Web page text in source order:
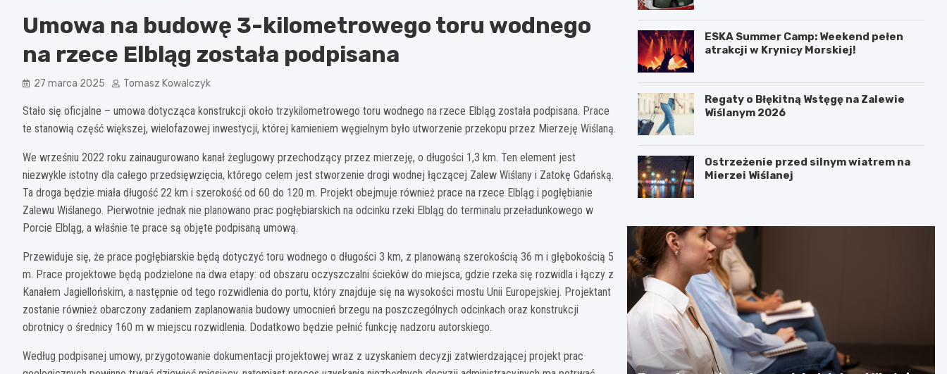
Umowa na budowę 3-kilometrowego toru wodnego
na rzece Elbląg została podpisana
27 marca 2025 Tomasz Kowalczyk
Stało się oficjalne – umowa dotycząca konstrukcji około trzykilometrowego toru wodnego na rzece Elbląg została podpisana. Prace
te stanowią część większej, wielofazowej inwestycji, której kamieniem węgielnym było utworzenie przekopu przez Mierzeję Wiślaną.
We wrześniu 2022 roku zainaugurowano kanał żeglugowy przechodzący przez mierzeję, o długości 1,3 km. Ten element jest
niezwykle istotny dla całego przedsięwzięcia, którego celem jest stworzenie drogi wodnej łączącej Zalew Wiślany i Zatokę Gdańską.
Ta droga będzie miała długość 22 km i szerokość od 60 do 120 m. Projekt obejmuje również prace na rzece Elbląg i pogłębianie
Zalewu Wiślanego. Pierwotnie jednak nie planowano prac pogłębiarskich na odcinku rzeki Elbląg do terminalu przeładunkowego w
Porcie Elbląg, a właśnie te prace są objęte podpisaną umową.
Przewiduje się, że prace pogłębiarskie będą dotyczyć toru wodnego o długości 3 km, z planowaną szerokością 36 m i głębokością 5
m. Prace projektowe będą podzielone na dwa etapy: od obszaru oczyszczalni ścieków do miejsca, gdzie rzeka się rozwidla i łączy z
Kanałem Jagiellońskim, a następnie od tego rozwidlenia do portu, który znajduje się na wysokości mostu Unii Europejskiej. Projektant
zostanie również obarczony zadaniem zaplanowania budowy umocnień brzegu na poszczególnych odcinkach oraz konstrukcji
obrotnicy o średnicy 160 m w miejscu rozwidlenia. Dodatkowo będzie pełnić funkcję nadzoru autorskiego.
Według podpisanej umowy, przygotowanie dokumentacji projektowej wraz z uzyskaniem decyzji zatwierdzającej projekt prac
ESKA Summer Camp: Weekend pełen
atrakcji w Krynicy Morskiej!
Regaty o Błękitną Wstęgę na Zalewie
Wiślanym 2026
Ostrzeżenie przed silnym wiatrem na
Mierzei Wiślanej